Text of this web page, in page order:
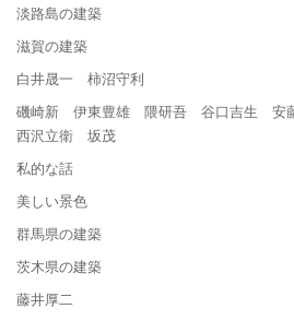
淡路島の建築
滋賀の建築
白井晟一 柿沼守利
磯崎新 伊東豊雄 隈研吾 谷口吉生 安
西沢立衛 坂茂
私的な話
美しい景色
群馬県の建築
茨木県の建築
藤井厚二